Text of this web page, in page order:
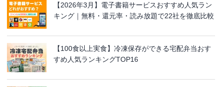
【2026年3月】電子書籍サービスおすすめ人気ラン
キング｜無料・還元率・読み放題で22社を徹底比較
【100食以上実食】冷凍保存ができる宅配弁当おす
すめ人気ランキングTOP16